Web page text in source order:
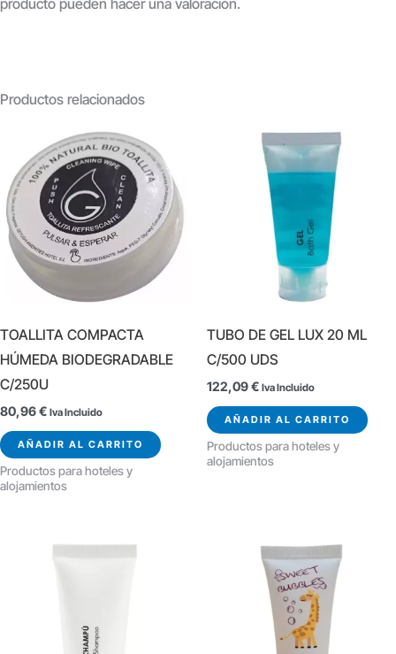
producto pueden hacer una valoración.
Productos relacionados
TOALLITA COMPACTA
HÚMEDA BIODEGRADABLE
C/250U
80,96€ Iva Incluido
AÑADIR AL CARRITO
Productos para hoteles y
alojamientos
TUBO DE GEL LUX 20 ML
C/500 UDS
122,09€ Iva Incluido
AÑADIR AL CARRITO
Productos para hoteles y
alojamientos